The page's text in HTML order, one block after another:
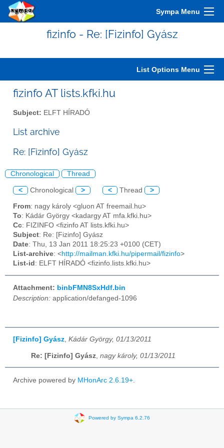
Sympa Menu
fizinfo - Re: [Fizinfo] Gyász
List Options Menu
fizinfo AT lists.kfki.hu
Subject: ELFT HÍRADÓ
List archive
Re: [Fizinfo] Gyász
Chronological Thread
< Chronological > < Thread >
From: nagy károly <gluon AT freemail.hu>
To: Kádár György <kadargy AT mfa.kfki.hu>
Cc: FIZINFO <fizinfo AT lists.kfki.hu>
Subject: Re: [Fizinfo] Gyász
Date: Thu, 13 Jan 2011 18:25:23 +0100 (CET)
List-archive: <http://mailman.kfki.hu/pipermail/fizinfo>
List-id : ELFT HÍRADÓ <fizinfo.lists.kfki.hu>
Attachment: binbFMN8SxHdf.bin
Description: application/defanged-1096
[Fizinfo] Gyász, Kádár György, 01/13/2011
Re: [Fizinfo] Gyász nagy károly, 01/13/2011
Archive powered by MHonArc 2.6.19+
Powered by Sympa 6.2.76